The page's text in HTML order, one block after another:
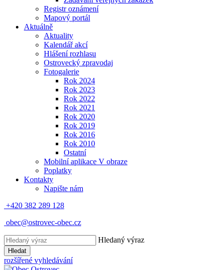
Registr oznámení
Mapový portál
Aktuálně
Aktuality
Kalendář akcí
Hlášení rozhlasu
Ostrovecký zpravodaj
Fotogalerie
Rok 2024
Rok 2023
Rok 2022
Rok 2021
Rok 2020
Rok 2019
Rok 2016
Rok 2010
Ostatní
Mobilní aplikace V obraze
Poplatky
Kontakty
Napište nám
+420 382 289 128
obec@ostrovec-obec.cz
Hledaný výraz
Hledat
rozšířené vyhledávání